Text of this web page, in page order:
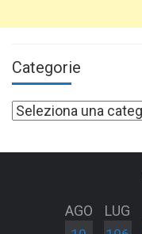
Categorie
Categorie
AGO
LUG